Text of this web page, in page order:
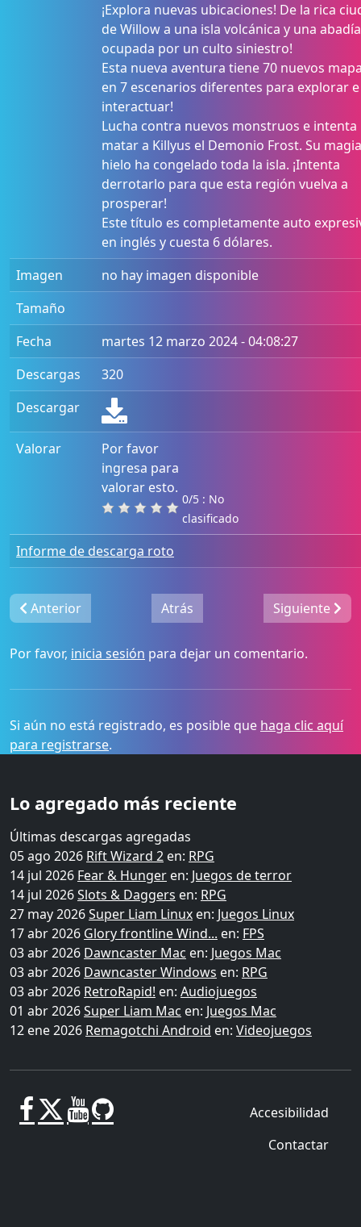
¡Explora nuevas ubicaciones! De la rica
de Willow a una isla volcánica y una abadía
ocupada por un culto siniestro!
Esta nueva aventura tiene 70 nuevos
en 7 escenarios diferentes para explorar e
interactuar!
Lucha contra nuevos monstruos e intenta
matar a Killyus el Demonio Frost. Su
hielo ha congelado toda la isla. ¡Intenta
derrotarlo para que esta región vuelva a
prosperar!
Este título es completamente auto
en inglés y cuesta 6 dólares.
Imagen
no hay imagen disponible
Tamaño
Fecha
martes 12 marzo 2024 - 04:08:27
Descargas
320
Descargar
Valorar
Por favor
ingresa para
valorar esto.
0/5 : No
clasificado
Informe de descarga roto
Anterior Atrás Siguiente
Por favor, inicia sesión para dejar un comentario.
Si aún no está registrado, es posible que haga clic aquí
para registrarse.
Lo agregado más reciente
Últimas descargas agregadas
05 ago 2026 Rift Wizard 2 en: RPG
14 jul 2026 Fear & Hunger en: Juegos de terror
14 jul 2026Slots & Daggers en: RPG
27 may 2026Super Liam Linux en: Juegos Linux
17 abr 2026 Glory frontline Wind... en: FPS
03 abr 2026 Dawncaster Mac en: Juegos Mac
03 abr 2026 Dawncaster Windows en: RPG
03 abr 2026 RetroRapid! en: Audiojuegos
01 abr 2026Super Liam Mac en: Juegos Mac
12 ene 2026 Remagotchi Android en: Videojuegos
Accesibilidad
Contactar